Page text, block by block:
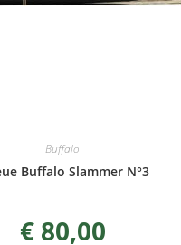
Buffalo
Buffalo Slammer N°3
€80,00